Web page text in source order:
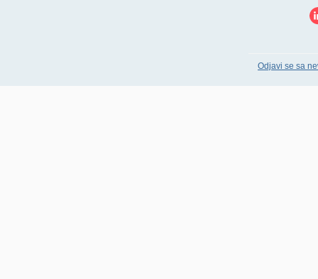
Odjavi se sa